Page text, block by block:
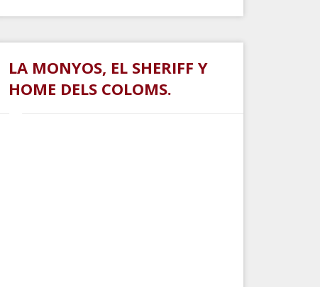
LA MONYOS, EL SHERIFF Y
HOME DELS COLOMS.